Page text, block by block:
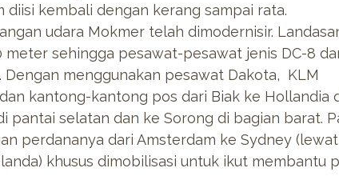
diisi kembali dengan kerang sampai rata.
udara Mokmer telah dimodernisir.
meter sehingga pesawat-pesawat jenis DC-8
Dengan menggunakan pesawat Dakota, KLM
kantong-kantong pos dari Biak ke Hollandia
pantai selatan dan ke Sorong di bagian barat.
perdananya dari Amsterdam ke Sydney
khusus dimobilisasi untuk ikut membantu